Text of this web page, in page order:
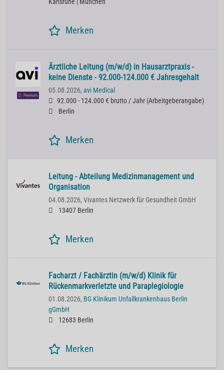
Karlsruhe | München
Merken
Premium
Ärztliche Leitung (m/w/d) in Hausarztpraxis -
keine Dienste - 92.000-124.000 € Jahresgehalt
05.08.2026, avi Medical
92.000 - 124.000 € brutto / Jahr (Arbeitgeberangabe)
Berlin
Merken
Leitung - Abteilung Medizinmanagement und
Organisation
04.08.2026, Vivantes Netzwerk für Gesundheit GmbH
13407 Berlin
Merken
Facharzt / Fachärztin (m/w/d) Klinik für
Rückenmarkverletzte und Paraplegiologie
01.08.2026, BG Klinikum Unfallkrankenhaus Berlin
gGmbH
12683 Berlin
Merken